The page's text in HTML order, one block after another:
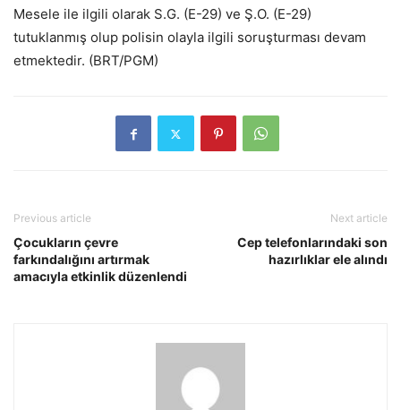
Mesele ile ilgili olarak S.G. (E-29) ve Ş.O. (E-29)
tutuklanmış olup polisin olayla ilgili soruşturması devam
etmektedir. (BRT/PGM)
Previous article
Çocukların çevre
farkındalığını artırmak
amacıyla etkinlik düzenlendi
Next article
Cep telefonlarındaki son
hazırlıklar ele alındı